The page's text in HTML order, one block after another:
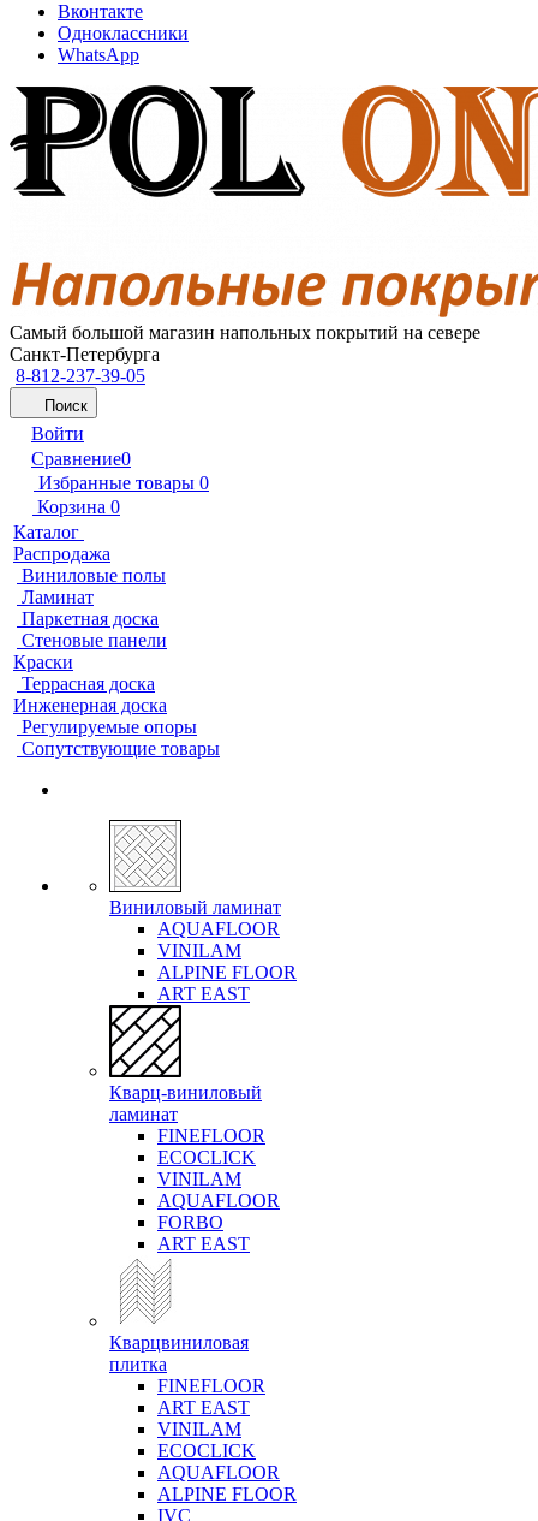
Вконтакте
Одноклассники
WhatsApp
Самый большой магазин напольных покрытий на севере
Санкт-Петербурга
8-812-237-39-05
Поиск
Войти
Сравнение0
Избранные товары 0
Корзина 0
Каталог
Распродажа
Виниловые полы
Ламинат
Паркетная доска
Стеновые панели
Краски
Террасная доска
Инженерная доска
Регулируемые опоры
Сопутствующие товары
Виниловый ламинат
AQUAFLOOR
VINILAM
ALPINE FLOOR
ART EAST
Кварц-виниловый
ламинат
FINEFLOOR
ECOCLICK
VINILAM
AQUAFLOOR
FORBO
ART EAST
Кварцвиниловая
плитка
FINEFLOOR
ART EAST
VINILAM
ECOCLICK
AQUAFLOOR
ALPINE FLOOR
IVC